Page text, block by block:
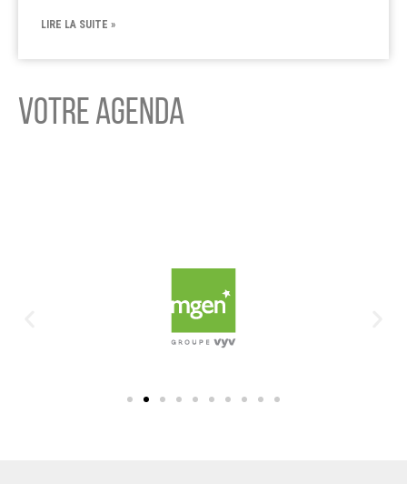
LIRE LA SUITE »
VOTRE AGENDA